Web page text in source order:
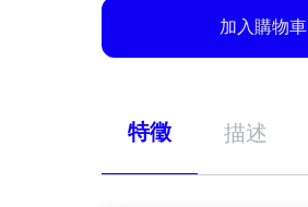
加入購物車
特徵 描述